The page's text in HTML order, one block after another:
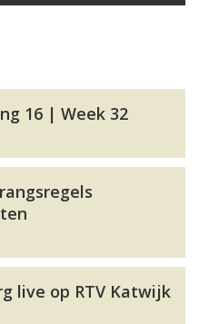
16 | Week 32
live op RTV Katwijk